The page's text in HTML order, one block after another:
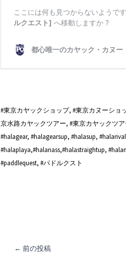
#東京カヤックショップ, #東京カヌーショ
京水路カヤックツアー, #東京カヤックツ
#halagear, #halagearsup, #halasup,
#halaplaya,#halanass,#halastraightup,
#paddlequest, #パドルクスト
← 前の投稿